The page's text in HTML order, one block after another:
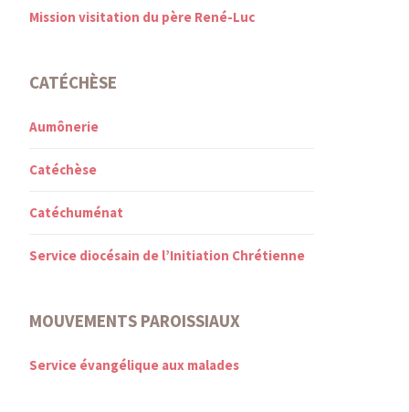
Mission visitation du père René-Luc
CATÉCHÈSE
Aumônerie
Catéchèse
Catéchuménat
Service diocésain de l’Initiation Chrétienne
MOUVEMENTS PAROISSIAUX
Service évangélique aux malades